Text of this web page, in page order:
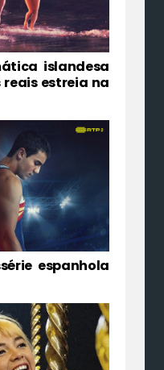
islandesa
estreia na
espanhola